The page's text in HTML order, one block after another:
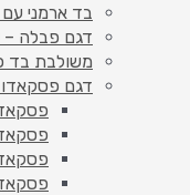
בד ארמני עם
דגם פבלה – 120₪
משולבת בד
דגם פסקאדו –
פסקאדו